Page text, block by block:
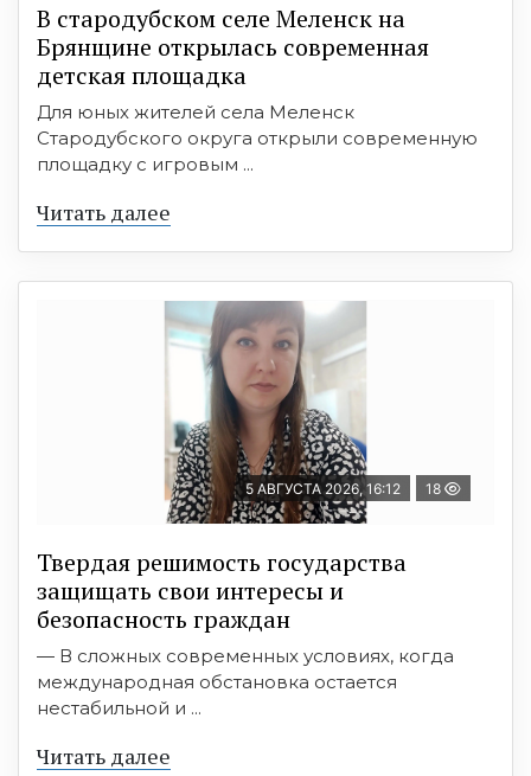
В стародубском селе Меленск на
Брянщине открылась современная
детская площадка
Для юных жителей села Меленск
Стародубского округа открыли современную
площадку с игровым ...
Читать далее
5 АВГУСТА 2026, 16:12 18
Твердая решимость государства
защищать свои интересы и
безопасность граждан
— В сложных современных условиях, когда
международная обстановка остается
нестабильной и ...
Читать далее